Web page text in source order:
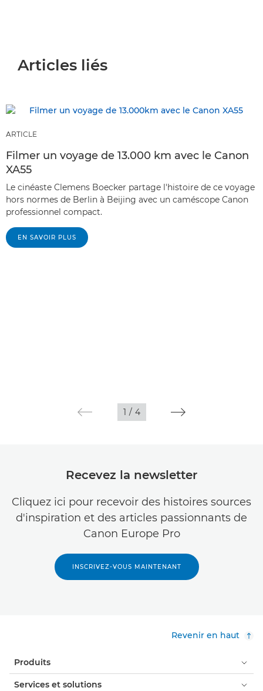
Articles liés
ARTICLE
Filmer un voyage de 13.000 km avec le Canon
XA55
Le cinéaste Clemens Boecker partage l'histoire de ce voyage
hors normes de Berlin à Beijing avec un caméscope Canon
professionnel compact.
EN SAVOIR PLUS
1 / 4
Recevez la newsletter
Cliquez ici pour recevoir des histoires sources
d'inspiration et des articles passionnants de
Canon Europe Pro
INSCRIVEZ-VOUS MAINTENANT
Revenir en haut
Produits
Services et solutions